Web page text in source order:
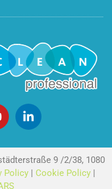
9 /2/38, 1080
Policy| Cookie Policy|